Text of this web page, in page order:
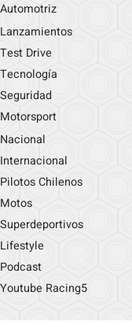
Automotriz
Lanzamientos
Test Drive
Tecnología
Seguridad
Motorsport
Nacional
Internacional
Pilotos Chilenos
Motos
Superdeportivos
Lifestyle
Podcast
Youtube Racing5